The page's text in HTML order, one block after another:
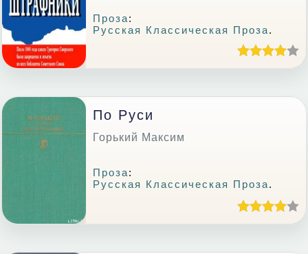
Проза:
Русская Классическая Проза.
По Руси
Горький Максим
Проза:
Русская Классическая Проза.